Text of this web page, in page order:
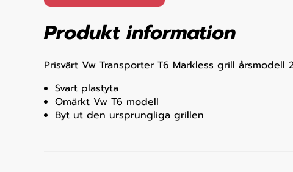
Produkt information
Prisvärt Vw Transporter T6 Markless grill årsmodell
Svart plastyta
Omärkt Vw T6 modell
Byt ut den ursprungliga grillen